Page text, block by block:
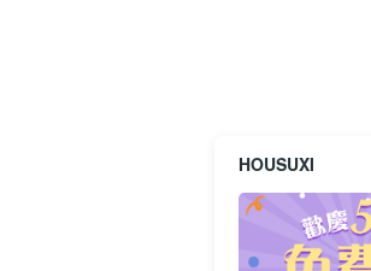
HOUSUXI